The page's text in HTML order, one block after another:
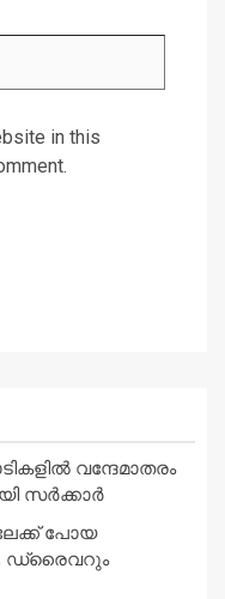
in this
വന്ദേമാതരം
സർക്കാർ
പോയ
ഡ്രൈവറും